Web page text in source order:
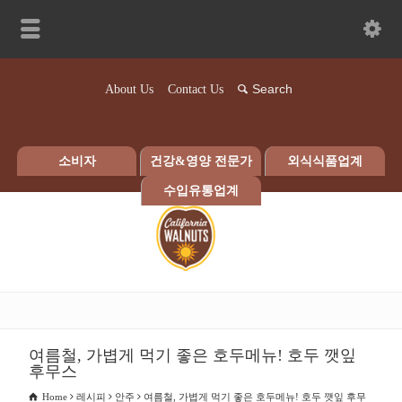
About Us Contact Us
소비자 건강&영양 전문가 외식식품업계
수입유통업계
여름철, 가볍게 먹기 좋은 호두메뉴! 호두 깻잎
후무스
Home 레시피 안주 여름철, 가볍게 먹기 좋은 호두메뉴! 호두 깻잎 후무